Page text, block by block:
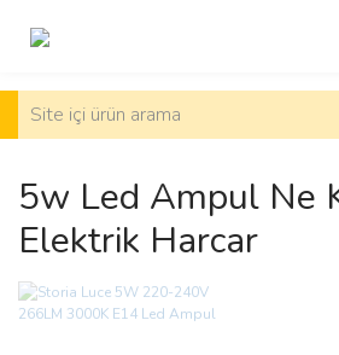
5w Led Ampul Ne
Elektrik Harcar